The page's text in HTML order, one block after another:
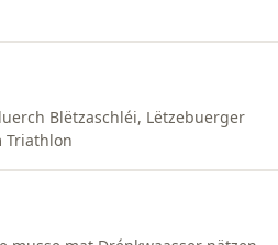
Blëtzaschléi, Lëtzebuerger
Triathlon